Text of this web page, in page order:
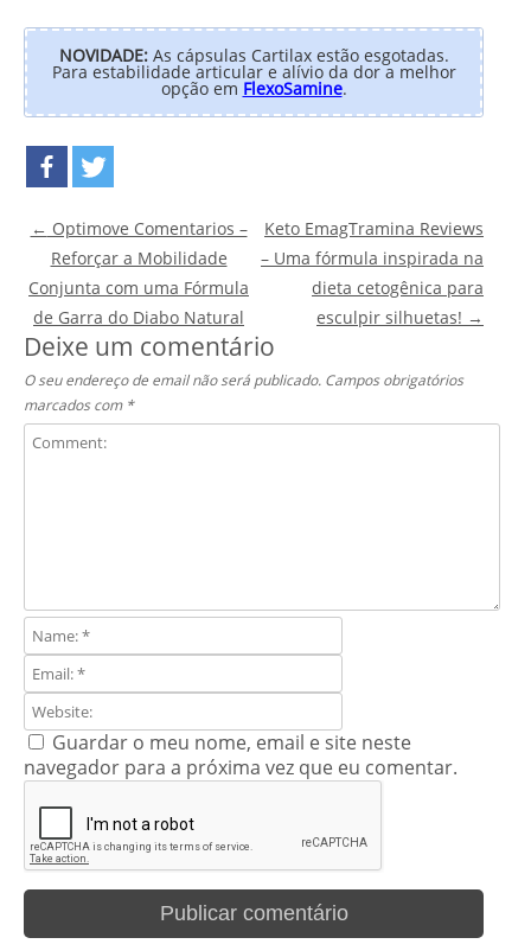
NOVIDADE:As cápsulas Cartilax estão esgotadas.
Para estabilidade articular e alívio da dor a melhor
opção em FlexoSamine.
Post navigation
← Optimove Comentarios –
Reforçar a Mobilidade
Conjunta com uma Fórmula
de Garra do Diabo Natural
Keto EmagTramina Reviews
– Uma fórmula inspirada na
dieta cetogênica para
esculpir silhuetas! →
Deixe um comentário
O seu endereço de email não será publicado. Campos obrigatórios
marcados com *
Guardar o meu nome, email e site neste
navegador para a próxima vez que eu comentar.